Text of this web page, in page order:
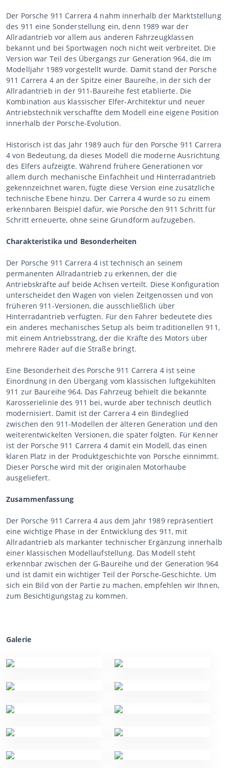
Der Porsche 911 Carrera 4 nahm innerhalb der Marktstellung
des 911 eine Sonderstellung ein, denn 1989 war der
Allradantrieb vor allem aus anderen Fahrzeugklassen
bekannt und bei Sportwagen noch nicht weit verbreitet. Die
Version war Teil des Übergangs zur Generation 964, die im
Modelljahr 1989 vorgestellt wurde. Damit stand der Porsche
911 Carrera 4 an der Spitze einer Baureihe, in der sich der
Allradantrieb in der 911-Baureihe fest etablierte. Die
Kombination aus klassischer Elfer-Architektur und neuer
Antriebstechnik verschaffte dem Modell eine eigene Position
innerhalb der Porsche-Evolution.
Historisch ist das Jahr 1989 auch für den Porsche 911 Carrera
4 von Bedeutung, da dieses Modell die moderne Ausrichtung
des Elfers aufzeigte. Während frühere Generationen vor
allem durch mechanische Einfachheit und Hinterradantrieb
gekennzeichnet waren, fügte diese Version eine zusätzliche
technische Ebene hinzu. Der Carrera 4 wurde so zu einem
erkennbaren Beispiel dafür, wie Porsche den 911 Schritt für
Schritt erneuerte, ohne seine Grundform aufzugeben.
Charakteristika und Besonderheiten
Der Porsche 911 Carrera 4 ist technisch an seinem
permanenten Allradantrieb zu erkennen, der die
Antriebskräfte auf beide Achsen verteilt. Diese Konfiguration
unterscheidet den Wagen von vielen Zeitgenossen und von
früheren 911-Versionen, die ausschließlich über
Hinterradantrieb verfügten. Für den Fahrer bedeutete dies
ein anderes mechanisches Setup als beim traditionellen 911,
mit einem Antriebsstrang, der die Kräfte des Motors über
mehrere Räder auf die Straße bringt.
Eine Besonderheit des Porsche 911 Carrera 4 ist seine
Einordnung in den Übergang vom klassischen luftgekühlten
911 zur Baureihe 964. Das Fahrzeug behielt die bekannte
Karosserielinie des 911 bei, wurde aber technisch deutlich
modernisiert. Damit ist der Carrera 4 ein Bindeglied
zwischen den 911-Modellen der älteren Generation und den
weiterentwickelten Versionen, die später folgten. Für Kenner
ist der Porsche 911 Carrera 4 damit ein Modell, das einen
klaren Platz in der Produktgeschichte von Porsche einnimmt.
Dieser Porsche wird mit der originalen Motorhaube
ausgeliefert.
Zusammenfassung
Der Porsche 911 Carrera 4 aus dem Jahr 1989 repräsentiert
eine wichtige Phase in der Entwicklung des 911, mit
Allradantrieb als markanter technischer Ergänzung innerhalb
einer klassischen Modellaufstellung. Das Modell steht
erkennbar zwischen der G-Baureihe und der Generation 964
und ist damit ein wichtiger Teil der Porsche-Geschichte. Um
sich ein Bild von der Partie zu machen, empfehlen wir Ihnen,
zum Besichtigungstag zu kommen.
Galerie